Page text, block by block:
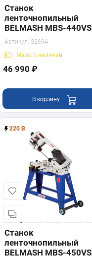
Станок
ленточнопильный
BELMASH MBS-440VS
Артикул: S269A
Мало в наличии
46 990 ₽
В корзину
220 В
Станок
ленточнопильный
BELMASH MBS-450VS